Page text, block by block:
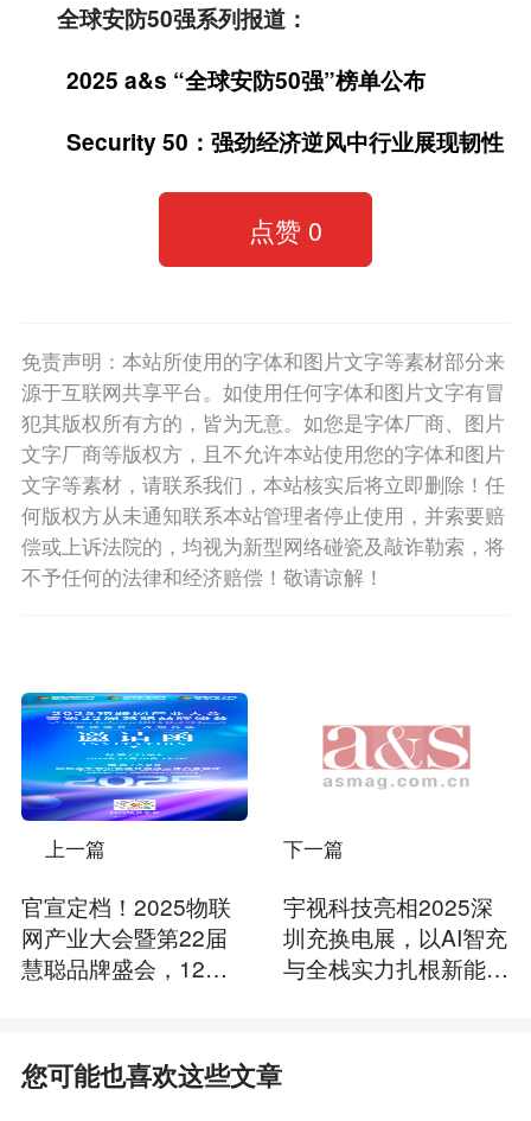
全球安防50强系列报道：
2025 a&s “全球安防50强”榜单公布
Security 50：强劲经济逆风中行业展现韧性
点赞 0
免责声明：本站所使用的字体和图片文字等素材部分来
源于互联网共享平台。如使用任何字体和图片文字有冒
犯其版权所有方的，皆为无意。如您是字体厂商、图片
文字厂商等版权方，且不允许本站使用您的字体和图片
文字等素材，请联系我们，本站核实后将立即删除！任
何版权方从未通知联系本站管理者停止使用，并索要赔
偿或上诉法院的，均视为新型网络碰瓷及敲诈勒索，将
不予任何的法律和经济赔偿！敬请谅解！
上一篇
官宣定档！2025物联
网产业大会暨第22届
慧聪品牌盛会，12月1
下一篇
宇视科技亮相2025深
圳充换电展，以AI智充
与全栈实力扎根新能源
您可能也喜欢这些文章